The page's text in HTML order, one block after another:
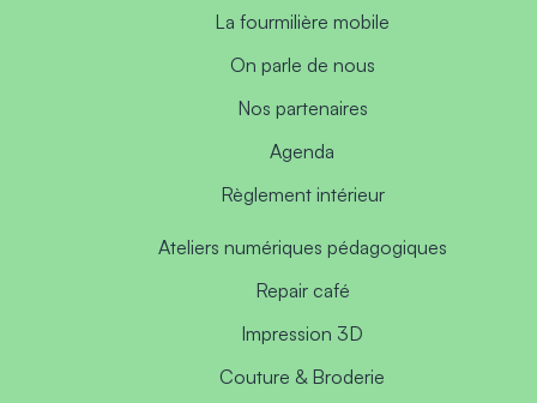
La fourmilière mobile
On parle de nous
Nos partenaires
Agenda
Règlement intérieur
Ateliers numériques pédagogiques
Repair café
Impression 3D
Couture & Broderie